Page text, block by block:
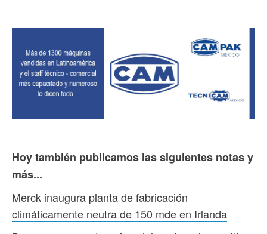
Hoy también publicamos las siguientes notas y
más...
Merck inaugura planta de fabricación
climáticamente neutra de 150 mde en Irlanda